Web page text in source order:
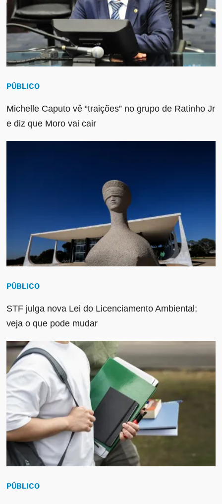
PÚBLICO
Michelle Caputo vê “traições” no grupo de Ratinho Jr
e diz que Moro vai cair
PÚBLICO
STF julga nova Lei do Licenciamento Ambiental;
veja o que pode mudar
PÚBLICO